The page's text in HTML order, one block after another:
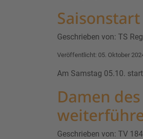
Geschrieben von: TS
Veröffentlicht: 05. Oktober
Am Samstag 05.10.
Damen
Geschrieben von: TV